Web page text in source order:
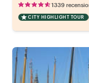
1339
CITY HIGHLIGHT TOUR